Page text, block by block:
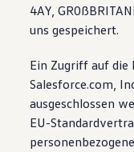
4AY,
uns gespeichert.
Ein Zugriff auf
Salesforce.com,
ausgeschlossen
EU-